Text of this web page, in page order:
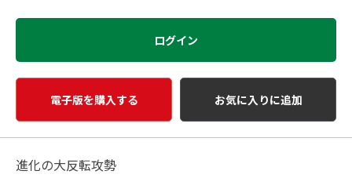
ログイン
電子版を購入する お気に入りに追加
進化の大反転攻勢